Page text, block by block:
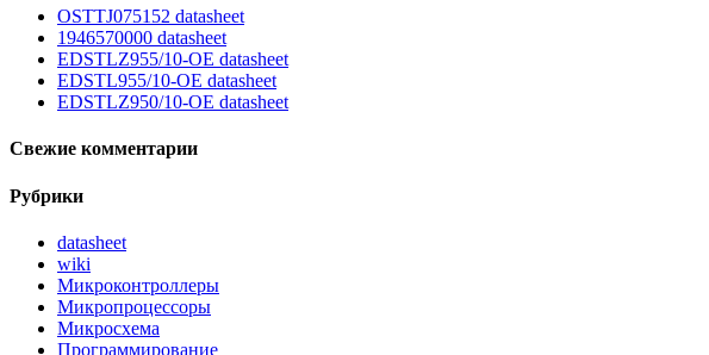
OSTTJ075152 datasheet
1946570000 datasheet
EDSTLZ955/10-OE datasheet
EDSTL955/10-OE datasheet
EDSTLZ950/10-OE datasheet
Свежие комментарии
Рубрики
datasheet
wiki
Микроконтроллеры
Микропроцессоры
Микросхема
Программирование